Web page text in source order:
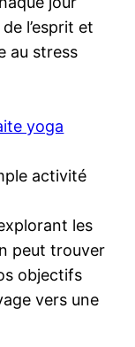
l’esprit et
au stress
yoga
activité
les
peut trouver
objectifs
vers une